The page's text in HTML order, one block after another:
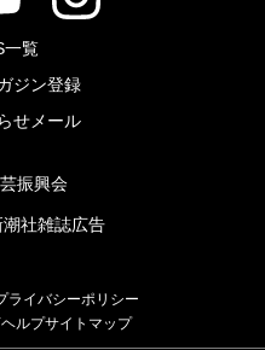
一覧
ジン登録
せメール
振興会
潮社雑誌広告
ライバシーポリシー
ヘルプサイトマップ